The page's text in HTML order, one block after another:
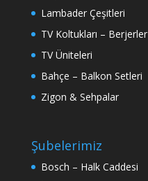
Lambader Çeşitleri
TV Koltukları – Berjerler
TV Üniteleri
Bahçe – Balkon Setleri
Zigon & Sehpalar
Şubelerimiz
Bosch – Halk Caddesi